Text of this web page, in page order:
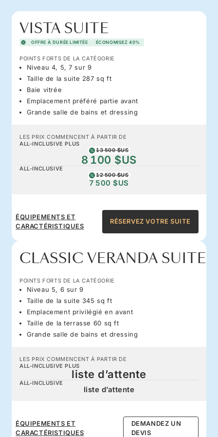
VISTA SUITE
OFFRE À DURÉE LIMITÉE ÉCONOMISEZ 40%
POINTS FORTS DE LA CATÉGORIE
Niveau 4, 5, 7 sur 9
Taille de la suite 287 sq ft
Baie vitrée
Emplacement préféré partie avant
Grande salle de bains et dressing
LES PRIX COMMENCENT À PARTIR DE
ALL-INCLUSIVE PLUS
13 500 $US
8 100 $US
ALL-INCLUSIVE
12 500 $US
7 500 $US
ÉQUIPEMENTS ET
CARACTÉRISTIQUES
RÉSERVEZ VOTRE SUITE
CLASSIC VERANDA SUITE
POINTS FORTS DE LA CATÉGORIE
Niveau 5, 6 sur 9
Taille de la suite 345 sq ft
Emplacement privilégié en avant
Taille de la terrasse 60 sq ft
Grande salle de bains et dressing
LES PRIX COMMENCENT À PARTIR DE
ALL-INCLUSIVE PLUS
liste d’attente
ALL-INCLUSIVE
liste d’attente
ÉQUIPEMENTS ET
CARACTÉRISTIQUES
DEMANDEZ UN
DEVIS